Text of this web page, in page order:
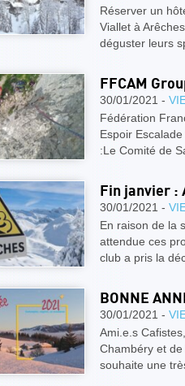
Réserver un
Viallet à
déguster leurs
FFCAM
30/01/2021 -
Fédération
Espoir
:Le Comité de
Fin janvier :
30/01/2021 -
En raison de la
attendue ces
club a pris la
BONNE
30/01/2021 -
Ami.e.s
Chambéry et
souhaite une